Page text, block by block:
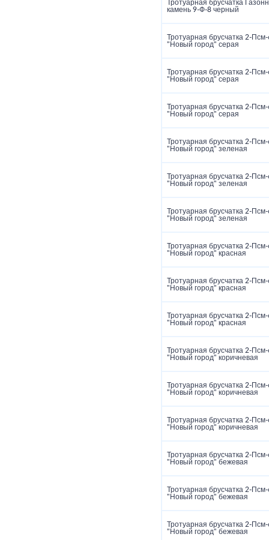
Тротуарная брусчатка
камень 9‑Ф‑8 черный
Тротуарная брусчатка
"Новый город" серая
Тротуарная брусчатка
"Новый город" серая
Тротуарная брусчатка
"Новый город" серая
Тротуарная брусчатка
"Новый город" зеленая
Тротуарная брусчатка
"Новый город" зеленая
Тротуарная брусчатка
"Новый город" зеленая
Тротуарная брусчатка
"Новый город" красная
Тротуарная брусчатка
"Новый город" красная
Тротуарная брусчатка
"Новый город" красная
Тротуарная брусчатка
"Новый город" коричневая
Тротуарная брусчатка
"Новый город" коричневая
Тротуарная брусчатка
"Новый город" коричневая
Тротуарная брусчатка
"Новый город" бежевая
Тротуарная брусчатка
"Новый город" бежевая
Тротуарная брусчатка
"Новый город" бежевая